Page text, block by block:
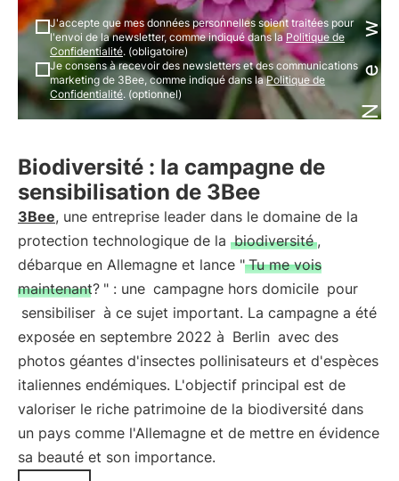
J'accepte que mes données personnelles soient traitées pour
l'envoi de la newsletter, comme indiqué dans laPolitique de
Confidentialité. (obligatoire)
Je consens à recevoir des newsletters et des communications
marketing de 3Bee, comme indiqué dans laPolitique de
Confidentialité. (optionnel)
Biodiversité : la campagne de
sensibilisation de 3Bee
3Bee, une entreprise leader dans le domaine de la
protection technologique de la biodiversité ,
débarque en Allemagne et lance " Tu me vois
maintenant? " : une campagne hors domicile pour
sensibiliser à ce sujet important. La campagne a été
exposée en septembre 2022 à Berlin avec des
photos géantes d'insectes pollinisateurs et d'espèces
italiennes endémiques. L'objectif principal est de
valoriser le riche patrimoine de la biodiversité dans
un pays comme l'Allemagne et de mettre en évidence
sa beauté et son importance.